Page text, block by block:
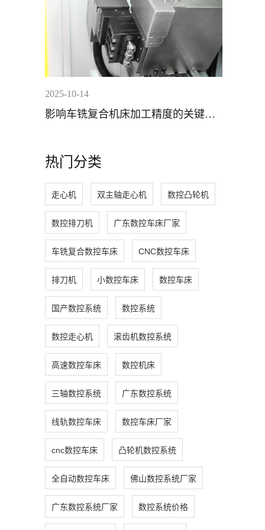
2025-10-14
影响车铣复合机床加工精度的关键因
热门分类
走心机 双主轴走心机 数控凸轮机
数控排刀机 广东数控车床厂家
车铣复合数控车床 CNC数控车床
排刀机 小数控车床 数控车床
国产数控系统 数控系统
数控走心机 滚齿机数控系统
高速数控车床 数控机床
三轴数控系统 广东数控系统
线轨数控车床 数控车床厂家
cnc数控车床 凸轮机数控系统
全自动数控车床 佛山数控系统厂家
广东数控系统厂家 数控系统价格